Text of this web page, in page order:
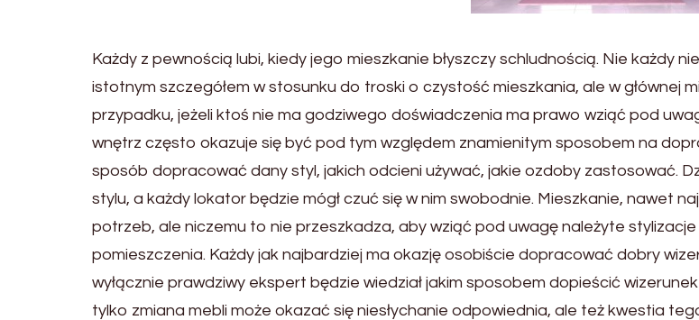
Każdy z pewnością lubi, kiedy jego mieszkanie błyszczy schludnością. Nie każdy
istotnym szczegółem w stosunku do troski o czystość mieszkania, ale w głównej
przypadku, jeżeli ktoś nie ma godziwego doświadczenia ma prawo wziąć pod
wnętrz często okazuje się być pod tym względem znamienitym sposobem na
sposób dopracować dany styl, jakich odcieni używać, jakie ozdoby zastosować.
stylu, a każdy lokator będzie mógł czuć się w nim swobodnie. Mieszkanie, nawet
potrzeb, ale niczemu to nie przeszkadza, aby wziąć pod uwagę należyte
pomieszczenia. Każdy jak najbardziej ma okazję osobiście dopracować dobry
wyłącznie prawdziwy ekspert będzie wiedział jakim sposobem dopieścić
tylko zmiana mebli może okazać się niesłychanie odpowiednia, ale też kwestia